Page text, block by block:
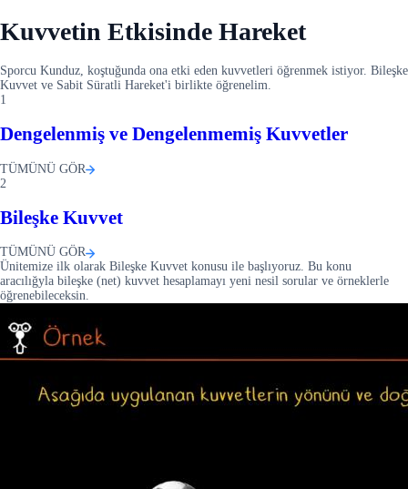
Kuvvetin Etkisinde Hareket
Sporcu Kunduz, koştuğunda ona etki eden kuvvetleri öğrenmek istiyor. Bileşke
Kuvvet ve Sabit Süratli Hareket'i birlikte öğrenelim.
1
Dengelenmiş ve Dengelenmemiş Kuvvetler
TÜMÜNÜ GÖR
2
Bileşke Kuvvet
TÜMÜNÜ GÖR
Ünitemize ilk olarak Bileşke Kuvvet konusu ile başlıyoruz. Bu konu
aracılığyla bileşke (net) kuvvet hesaplamayı yeni nesil sorular ve örneklerle
öğrenebileceksin.